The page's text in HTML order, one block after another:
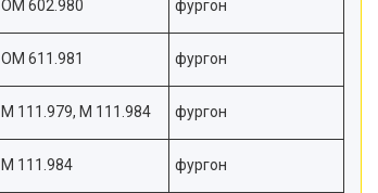
OM 602.980 фургон
OM 611.981 фургон
M 111.979, M 111.984 фургон
M 111.984 фургон